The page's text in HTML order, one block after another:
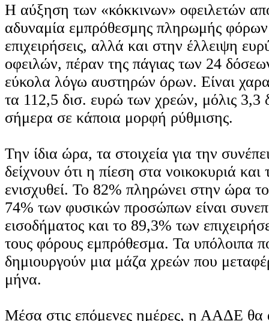
Η αύξηση των «κόκκινων» οφειλετών
αδυναμία εμπρόθεσμης πληρωμής φόρων
επιχειρήσεις, αλλά και στην έλλειψη
οφειλών, πέραν της πάγιας των 24
εύκολα λόγω αυστηρών όρων. Είναι
τα 112,5 δισ. ευρώ των χρεών, μόλις 3,3
σήμερα σε κάποια μορφή ρύθμισης.
Την ίδια ώρα, τα στοιχεία για την
δείχνουν ότι η πίεση στα νοικοκυριά και
ενισχυθεί. Το 82% πληρώνει στην ώρα
74% των φυσικών προσώπων είναι
εισοδήματος και το 89,3% των
τους φόρους εμπρόθεσμα. Τα υπόλοιπα
δημιουργούν μια μάζα χρεών που
μήνα.
Μέσα στις επόμενες ημέρες, η ΑΑΔΕ θα